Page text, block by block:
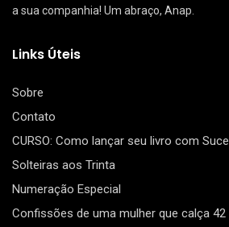
a sua companhia! Um abraço, Anap.
Links Úteis
Sobre
Contato
CURSO: Como lançar seu livro com
Solteiras aos Trinta
Numeração Especial
Confissões de uma mulher que calça 42